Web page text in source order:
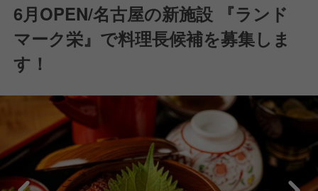
6月OPEN/名古屋の新施設 『ランド
マーク栄』で料理長候補を募集しま
す！